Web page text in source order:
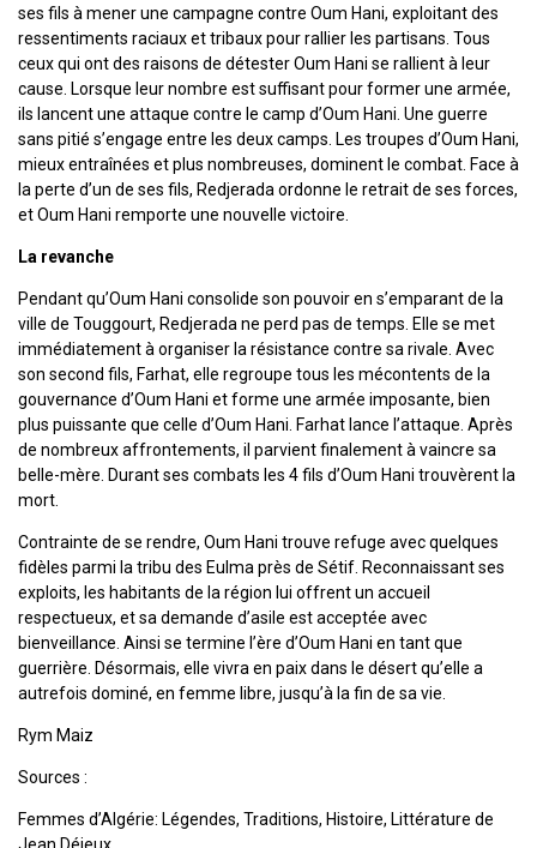
ses fils à mener une campagne contre Oum Hani, exploitant des
ressentiments raciaux et tribaux pour rallier les partisans. Tous
ceux qui ont des raisons de détester Oum Hani se rallient à leur
cause. Lorsque leur nombre est suffisant pour former une armée,
ils lancent une attaque contre le camp d’Oum Hani. Une guerre
sans pitié s’engage entre les deux camps. Les troupes d’Oum Hani,
mieux entraînées et plus nombreuses, dominent le combat. Face à
la perte d’un de ses fils, Redjerada ordonne le retrait de ses forces,
et Oum Hani remporte une nouvelle victoire.
La revanche
Pendant qu’Oum Hani consolide son pouvoir en s’emparant de la
ville de Touggourt, Redjerada ne perd pas de temps. Elle se met
immédiatement à organiser la résistance contre sa rivale. Avec
son second fils, Farhat, elle regroupe tous les mécontents de la
gouvernance d’Oum Hani et forme une armée imposante, bien
plus puissante que celle d’Oum Hani. Farhat lance l’attaque. Après
de nombreux affrontements, il parvient finalement à vaincre sa
belle-mère. Durant ses combats les 4 fils d’Oum Hani trouvèrent la
mort.
Contrainte de se rendre, Oum Hani trouve refuge avec quelques
fidèles parmi la tribu des Eulma près de Sétif. Reconnaissant ses
exploits, les habitants de la région lui offrent un accueil
respectueux, et sa demande d’asile est acceptée avec
bienveillance. Ainsi se termine l’ère d’Oum Hani en tant que
guerrière. Désormais, elle vivra en paix dans le désert qu’elle a
autrefois dominé, en femme libre, jusqu’à la fin de sa vie.
Rym Maiz
Sources :
Femmes d’Algérie: Légendes, Traditions, Histoire, Littérature de